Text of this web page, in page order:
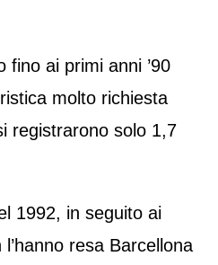
fino ai primi anni ’90
molto richiesta
registrarono solo 1,7
1992, in seguito ai
resa Barcellona